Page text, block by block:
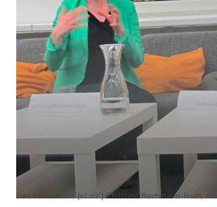
Das Podium mit (v.l.n.r.) Christina Bachmann-Roth,